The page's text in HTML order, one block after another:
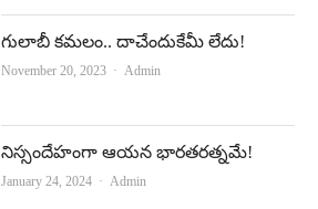
గులాబీ కమలం.. దాచేందుకేమీ లేదు!
November 20, 2023 Author
Admin
నిస్సందేహంగా ఆయన భారతరత్నమే!
January 24, 2024 Author
Admin